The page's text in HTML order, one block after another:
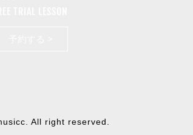
All right reserved.